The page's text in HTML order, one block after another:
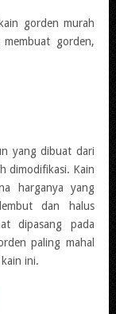
gorden murah
gorden,
yang dibuat dari
dimodifikasi. Kain
harganya yang
dan halus
dipasang pada
paling mahal
ini.